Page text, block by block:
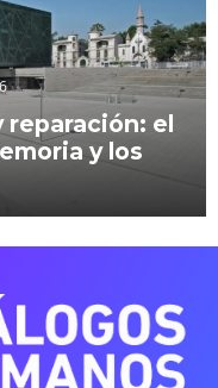
reparación: el
y los